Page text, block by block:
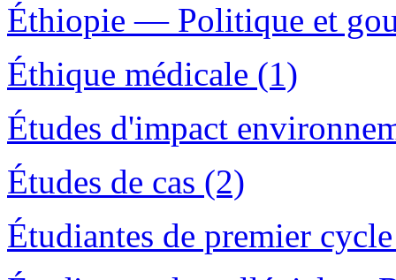
Éthiopie — Politique et
Éthique médicale (1)
Études d'impact
Études de cas (2)
Étudiantes de premier